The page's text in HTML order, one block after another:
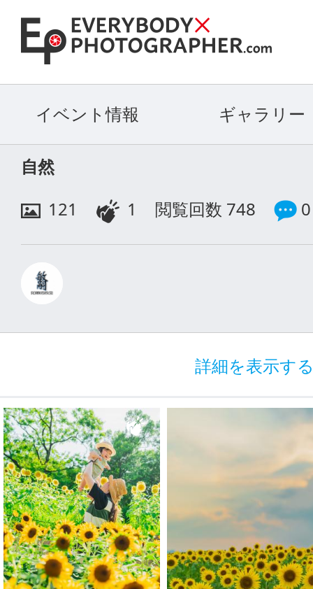
イベント情報 ギャラリー
自然
121
1 閲覧回数 748 0
詳細を表示す